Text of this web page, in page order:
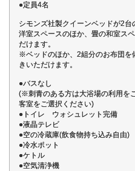
●定員4名
シモンズ社製クイーンベッドが2台
洋室スペースのほか、畳の和室ス
だけます。
※ベッドのほか、2組分のお布団を
きいただけます。
●バスなし
(※刺青のある方は大浴場の利用を
客室をご選択ください)
●トイレ ウォシュレット完備
●液晶テレビ
●空の冷蔵庫(飲食物持ち込み自由)
●冷水ポット
●ケトル
●空気清浄機